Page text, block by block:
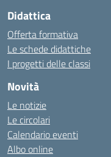
Didattica
Offerta formativa
Le schede didattiche
I progetti delle classi
Novità
Le notizie
Le circolari
Calendario eventi
Albo online